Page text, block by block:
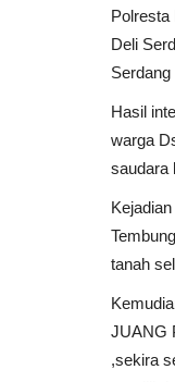
Polresta
Deli
Hasil
warga
saudara
tanah
JUANG
,sekira